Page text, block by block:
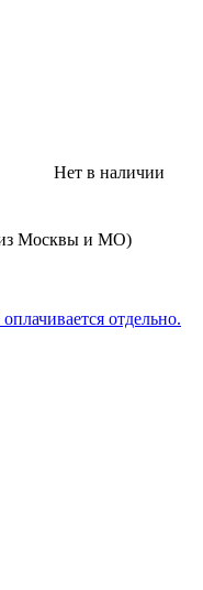
Нет в наличии
из Москвы и МО)
отдельно.